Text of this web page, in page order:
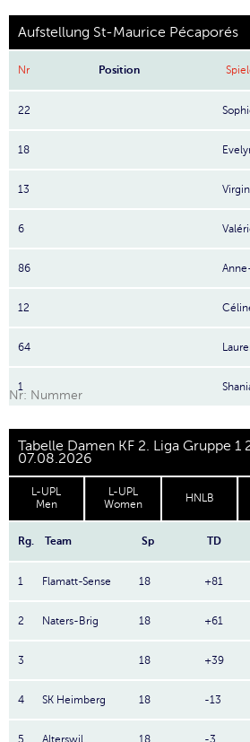
Aufstellung St-Maurice Pécaporés
Nr Position
22
18
13
6
86
12
64
1
Nr: Nummer
Tabelle Damen KF 2. Liga Gruppe 1
07.08.2026
L-UPL
Men
L-UPL
Women
HNLB
Rg. Team Sp TD
1 Flamatt-Sense 18 +81
2 Naters-Brig 18 +61
3 18 +39
4 SK Heimberg 18 -13
5 Alterswil 18 -3